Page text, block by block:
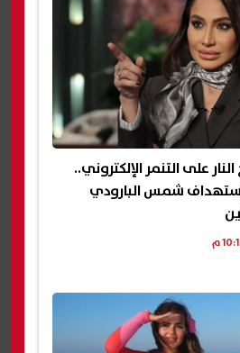
على التنمر الإلكتروني..
شمس البارودي